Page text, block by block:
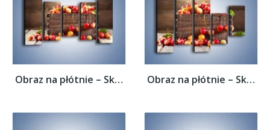
Obraz na płótnie – Skrzynka nazrywanych... Obraz na płótnie – Skrzynka nazrywanych...